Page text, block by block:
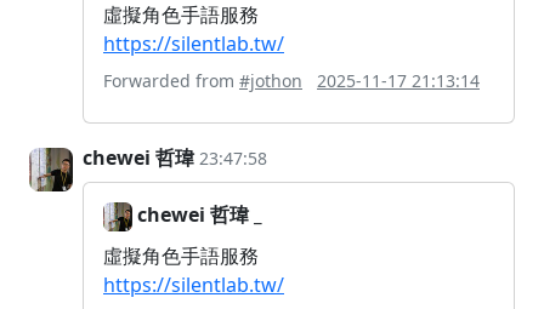
虛擬角色手語服務
https://silentlab.tw/
Forwarded from #jothon 2025-11-17 21:13:14
chewei 哲瑋 23:47:58
chewei 哲瑋 _
虛擬角色手語服務
https://silentlab.tw/